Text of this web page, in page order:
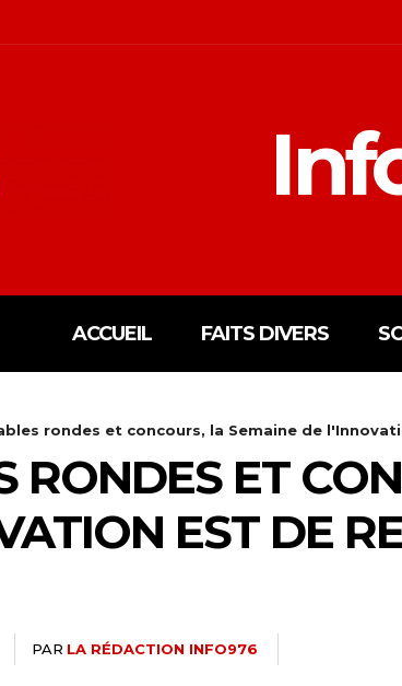
ACCUEIL FAITS DIVERS
rondes et concours, la Semaine de
RONDES ET
EST DE
PAR LA RÉDACTION INFO976